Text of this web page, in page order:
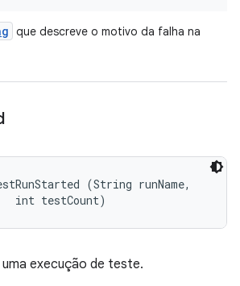
que descreve o motivo da falha na
(String runName,
int testCount)
execução de teste.